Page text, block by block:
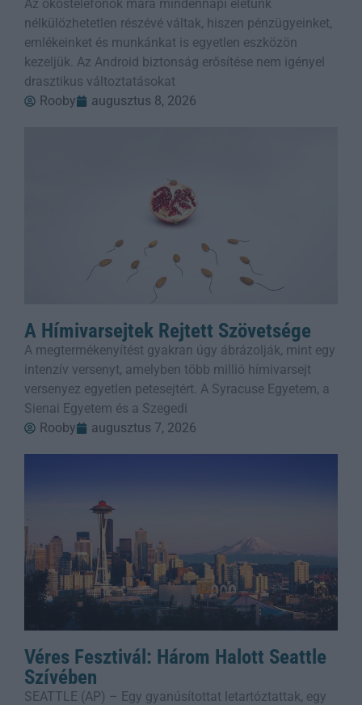
Az okostelefonok mára mindennapi életünk
nélkülözhetetlen részévé váltak, hiszen pénzügyeinket,
emlékeinket és munkánkat is egyetlen eszközön
kezeljük. Az Android biztonság erősítése nem igényel
drasztikus változtatásokat
Rooby
augusztus 8, 2026
A Hímivarsejtek Rejtett Szövetsége
A megtermékenyítést gyakran úgy ábrázolják, mint egy
intenzív versenyt, amelyben több millió hímivarsejt
versenyez egyetlen petesejtért. A Syracuse Egyetem, a
Sienai Egyetem és a Szegedi
Rooby
augusztus 7, 2026
Véres Fesztivál: Három Halott Seattle
Szívében
SEATTLE (AP) – Egy gyanúsítottat letartóztattak, egy